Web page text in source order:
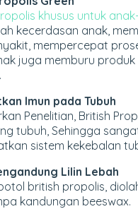
khusus untuk
kecerdasan anak,
mempercepat
juga memburu
Imun pada Tubuh
Penelitian, British
tubuh, Sehingga
sistem kekebalan
Lilin Lebah
british propolis,
kandungan beeswax.